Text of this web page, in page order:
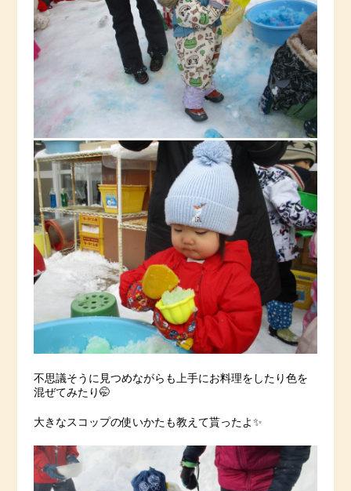
不思議そうに見つめながらも上手にお料理をしたり色を
混ぜてみたり🤭
大きなスコップの使いかたも教えて貰ったよ✨